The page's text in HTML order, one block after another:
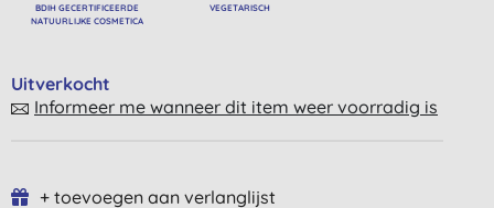
BDIH GECERTIFICEERDE
NATUURLIJKE COSMETICA
VEGETARISCH
Uitverkocht
Informeer me wanneer dit item weer voorradig is
+ toevoegen aan verlanglijst